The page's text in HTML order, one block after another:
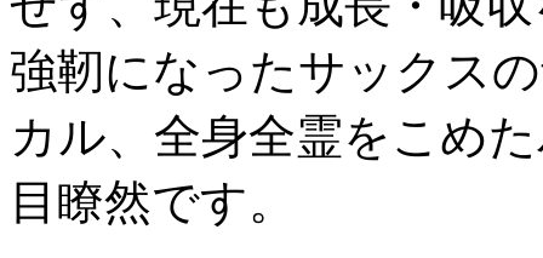
強靭になったサックス
カル、全身全霊をこめ
目瞭然です。